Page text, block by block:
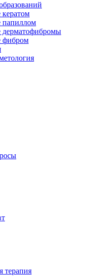
кератом
папиллом
дерматофибромы
фибром
терапия